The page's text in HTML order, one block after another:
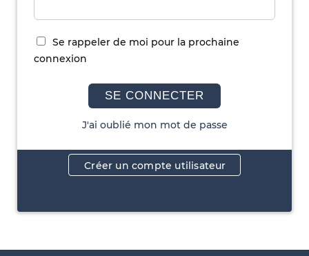
Se rappeler de moi pour la prochaine
connexion
SE CONNECTER
J'ai oublié mon mot de passe
Créer un compte utilisateur